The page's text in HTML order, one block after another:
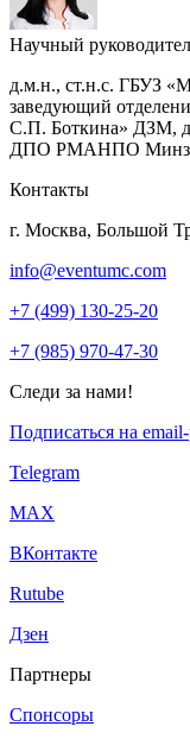
Научный
д.м.н., ст.н.с. ГБУЗ
заведующий
С.П. Боткина» ДЗМ,
ДПО РМАНПО
Контакты
г. Москва, Большой
info@eventumc.com
+7 (499) 130-25-20
+7 (985) 970-47-30
Следи за нами!
Подписаться на
Telegram
МАХ
ВКонтакте
Rutube
Дзен
Партнеры
Спонсоры